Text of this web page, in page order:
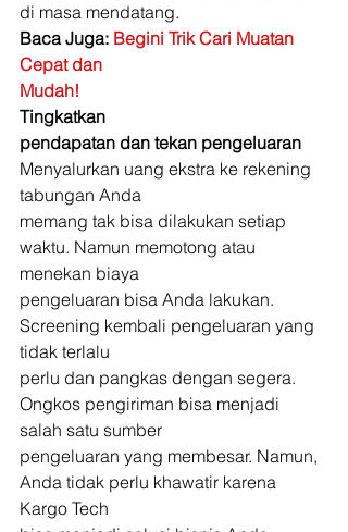
di masa mendatang.
Baca Juga: Begini Trik Cari Muatan
Cepat dan
Mudah!
Tingkatkan
pendapatan dan tekan pengeluaran
Menyalurkan uang ekstra ke rekening
tabungan Anda
memang tak bisa dilakukan setiap
waktu. Namun memotong atau
menekan biaya
pengeluaran bisa Anda lakukan.
Screening kembali pengeluaran yang
tidak terlalu
perlu dan pangkas dengan segera.
Ongkos pengiriman bisa menjadi
salah satu sumber
pengeluaran yang membesar. Namun,
Anda tidak perlu khawatir karena
Kargo Tech